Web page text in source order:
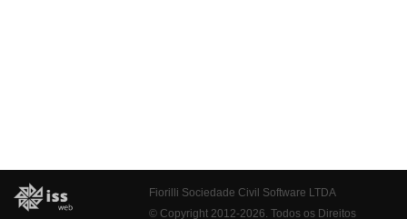
Fiorilli Sociedade Civil Software LTDA
© Copyright 2012-2026. Todos os Direitos